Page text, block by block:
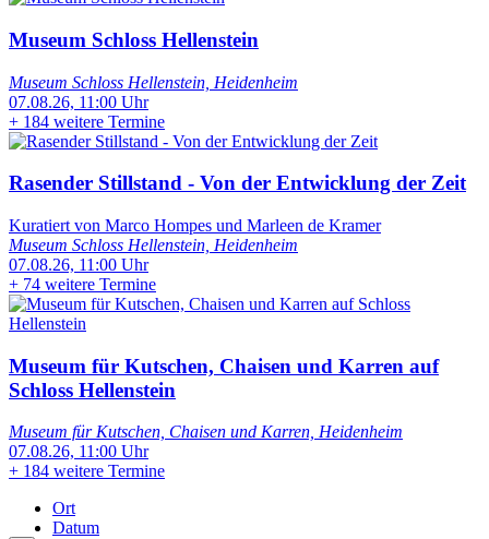
Museum Schloss Hellenstein
Museum Schloss Hellenstein, Heidenheim
07.08.26, 11:00 Uhr
+ 184 weitere Termine
Rasender Stillstand - Von der Entwicklung der Zeit
Kuratiert von Marco Hompes und Marleen de Kramer
Museum Schloss Hellenstein, Heidenheim
07.08.26, 11:00 Uhr
+ 74 weitere Termine
Museum für Kutschen, Chaisen und Karren auf
Schloss Hellenstein
Museum für Kutschen, Chaisen und Karren, Heidenheim
07.08.26, 11:00 Uhr
+ 184 weitere Termine
Ort
Datum